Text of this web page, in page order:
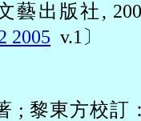
藝出版社,
2005 v.1 〕
; 黎東方校訂